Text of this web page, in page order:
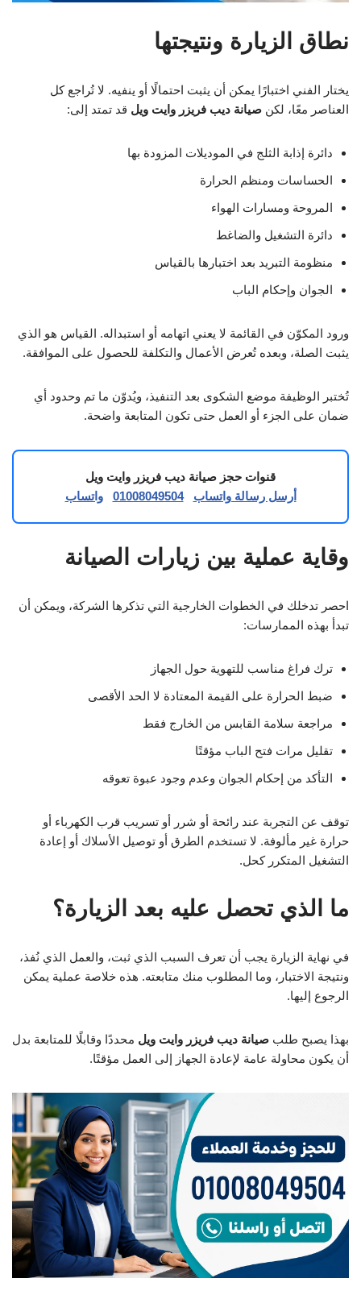
نطاق الزيارة ونتيجتها
يختار الفني اختبارًا يمكن أن يثبت احتمالًا أو ينفيه. لا تُراجع كل
العناصر معًا، لكن صيانة ديب فريزر وايت ويل قد تمتد إلى:
دائرة إذابة الثلج في الموديلات المزودة بها
الحساسات ومنظم الحرارة
المروحة ومسارات الهواء
دائرة التشغيل والضاغط
منظومة التبريد بعد اختبارها بالقياس
الجوان وإحكام الباب
ورود المكوّن في القائمة لا يعني اتهامه أو استبداله. القياس هو الذي
يثبت الصلة، وبعده تُعرض الأعمال والتكلفة للحصول على الموافقة.
تُختبر الوظيفة موضع الشكوى بعد التنفيذ، ويُدوّن ما تم وحدود أي
ضمان على الجزء أو العمل حتى تكون المتابعة واضحة.
قنوات حجز صيانة ديب فريزر وايت ويل
أرسل رسالة واتساب
01008049504 واتساب
وقاية عملية بين زيارات الصيانة
احصر تدخلك في الخطوات الخارجية التي تذكرها الشركة، ويمكن أن
تبدأ بهذه الممارسات:
ترك فراغ مناسب للتهوية حول الجهاز
ضبط الحرارة على القيمة المعتادة لا الحد الأقصى
مراجعة سلامة القابس من الخارج فقط
تقليل مرات فتح الباب مؤقتًا
التأكد من إحكام الجوان وعدم وجود عبوة تعوقه
توقف عن التجربة عند رائحة أو شرر أو تسريب قرب الكهرباء أو
حرارة غير مألوفة. لا تستخدم الطرق أو توصيل الأسلاك أو إعادة
التشغيل المتكرر كحل.
ما الذي تحصل عليه بعد الزيارة؟
في نهاية الزيارة يجب أن تعرف السبب الذي ثبت، والعمل الذي نُفذ،
ونتيجة الاختبار، وما المطلوب منك متابعته. هذه خلاصة عملية يمكن
الرجوع إليها.
بهذا يصبح طلب صيانة ديب فريزر وايت ويل محددًا وقابلًا للمتابعة بدل
أن يكون محاولة عامة لإعادة الجهاز إلى العمل مؤقتًا.